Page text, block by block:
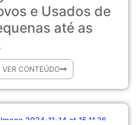
e Usados de
até as
VER CONTEÚDO